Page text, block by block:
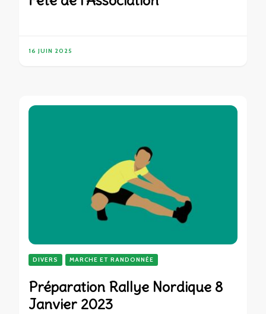
16 JUIN 2025
DIVERS MARCHE ET RANDONNÉE
Préparation Rallye Nordique 8
Janvier 2023